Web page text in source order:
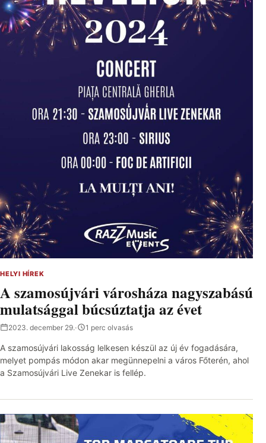
HELYI HÍREK
A szamosújvári városháza nagyszabású
mulatsággal búcsúztatja az évet
2023. december 29.· 1 perc olvasás
A szamosújvári lakosság lelkesen készül az új év fogadására,
melyet pompás módon akar megünnepelni a város Főterén, ahol
a Szamosújvári Live Zenekar is fellép.